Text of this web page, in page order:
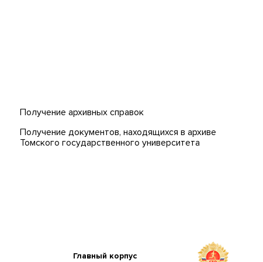
Получение архивных справок
Получение документов, находящихся в архиве
Томского государственного университета
Главный корпус